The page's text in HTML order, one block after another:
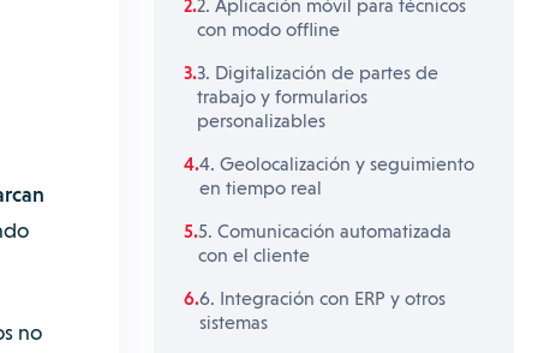
no
2. Aplicación móvil para técnicos
con modo offline
3. Digitalización de partes de
trabajo y formularios
personalizables
4. Geolocalización y seguimiento
en tiempo real
5. Comunicación automatizada
con el cliente
6. Integración con ERP y otros
sistemas